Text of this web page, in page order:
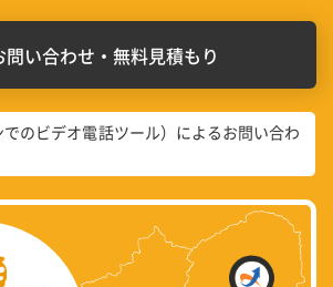
問い合わせ・無料見積もり
のビデオ電話ツール）によるお問い合わ